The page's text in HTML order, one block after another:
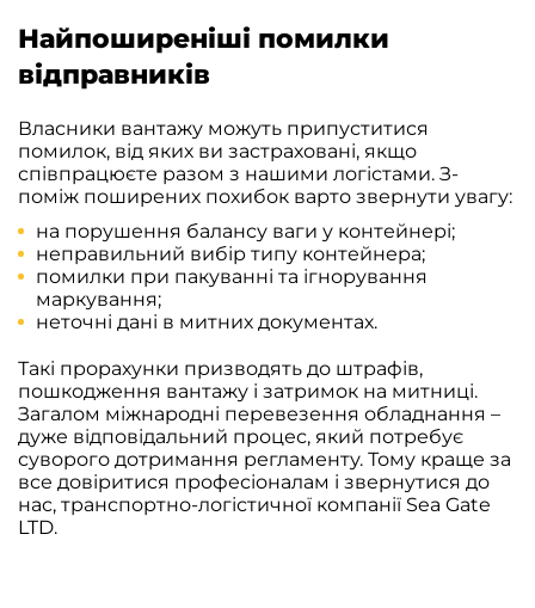
Найпоширеніші помилки
відправників
Власники вантажу можуть припуститися
помилок, від яких ви застраховані, якщо
співпрацюєте разом з нашими логістами. З-
поміж поширених похибок варто звернути увагу:
на порушення балансу ваги у контейнері;
неправильний вибір типу контейнера;
помилки при пакуванні та ігнорування
маркування;
неточні дані в митних документах.
Такі прорахунки призводять до штрафів,
пошкодження вантажу і затримок на митниці.
Загалом міжнародні перевезення обладнання –
дуже відповідальний процес, який потребує
суворого дотримання регламенту. Тому краще за
все довіритися професіоналам і звернутися до
нас, транспортно-логістичної компанії Sea Gate
LTD.